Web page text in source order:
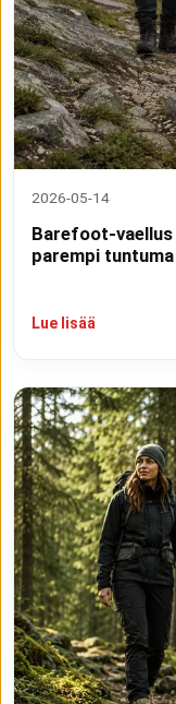
2026-05-14
Barefoot-vaellus
parempi
Lue lisää